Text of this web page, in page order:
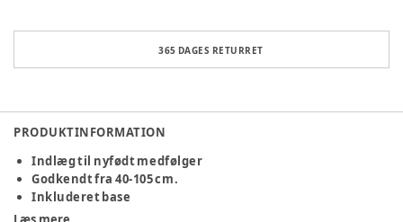
365 DAGES RETURRET
PRODUKTINFORMATION
Indlæg til nyfødt medfølger
Godkendt fra 40-105 cm.
Inkluderet base
360° rotation for nem ind- og udstigning